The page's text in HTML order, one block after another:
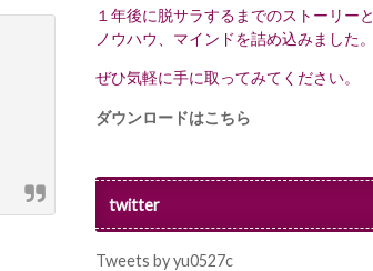
１年後に脱サラするまでのストーリーと
ノウハウ、マインドを詰め込みました。
ぜひ気軽に手に取ってみてください。
ダウンロードはこちら
twitter
Tweets by yu0527c